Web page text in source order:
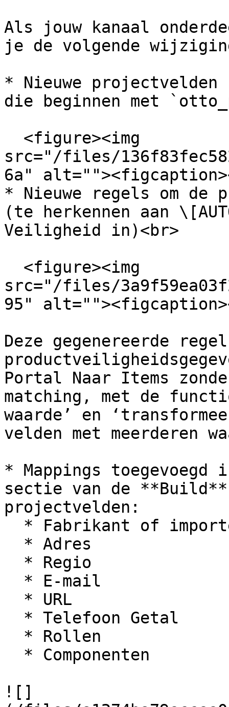
Als jouw kanaal
je de volgende
* Nieuwe
die beginnen met
src="/files/
6a"
* Nieuwe regels om
(te herkennen aan
Veiligheid in)<br>
src="/files/
95"
Deze gegenereerde
Portal Naar Items
matching, met de
waarde’ en
velden met meerderen
* Mappings
sectie van de **Build**
projectvelden:
![]